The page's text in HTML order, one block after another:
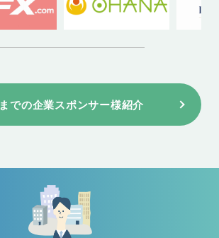
での企業スポンサー様紹介